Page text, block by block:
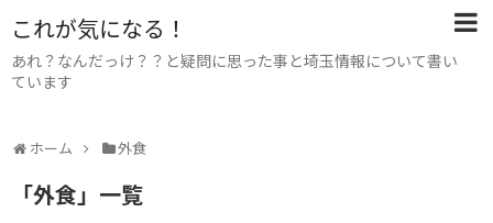
これが気になる！
あれ？なんだっけ？？と疑問に思った事と埼玉情報について書い
ています
ホーム 外食
「外食」 一覧